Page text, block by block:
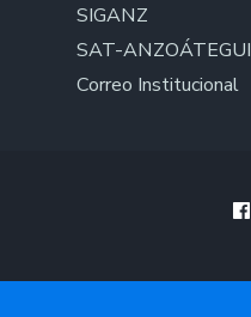
SIGANZ
SAT-ANZOÁTEGUI
Correo Institucional